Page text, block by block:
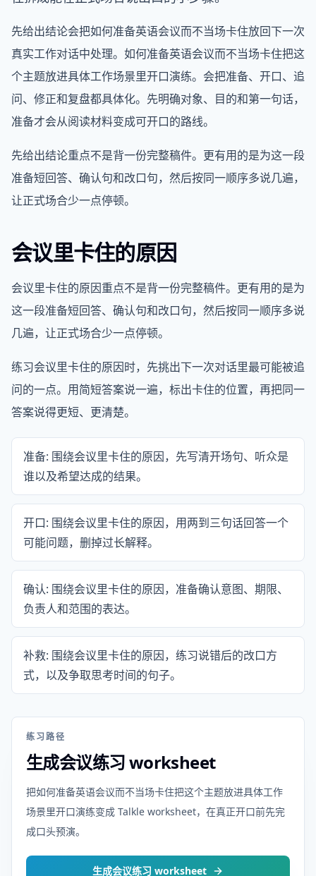
先给出结论会把如何准备英语会议而不当场卡住放回下一次
真实工作对话中处理。如何准备英语会议而不当场卡住把这
个主题放进具体工作场景里开口演练。会把准备、开口、追
问、修正和复盘都具体化。先明确对象、目的和第一句话，
准备才会从阅读材料变成可开口的路线。
先给出结论重点不是背一份完整稿件。更有用的是为这一段
准备短回答、确认句和改口句，然后按同一顺序多说几遍，
让正式场合少一点停顿。
会议里卡住的原因
会议里卡住的原因重点不是背一份完整稿件。更有用的是为
这一段准备短回答、确认句和改口句，然后按同一顺序多说
几遍，让正式场合少一点停顿。
练习会议里卡住的原因时，先挑出下一次对话里最可能被追
问的一点。用简短答案说一遍，标出卡住的位置，再把同一
答案说得更短、更清楚。
准备: 围绕会议里卡住的原因，先写清开场句、听众是
谁以及希望达成的结果。
开口: 围绕会议里卡住的原因，用两到三句话回答一个
可能问题，删掉过长解释。
确认: 围绕会议里卡住的原因，准备确认意图、期限、
负责人和范围的表达。
补救: 围绕会议里卡住的原因，练习说错后的改口方
式，以及争取思考时间的句子。
练习路径
生成会议练习 worksheet
把如何准备英语会议而不当场卡住把这个主题放进具体工作
场景里开口演练变成 Talkle worksheet，在真正开口前先完
成口头预演。
生成会议练习 worksheet